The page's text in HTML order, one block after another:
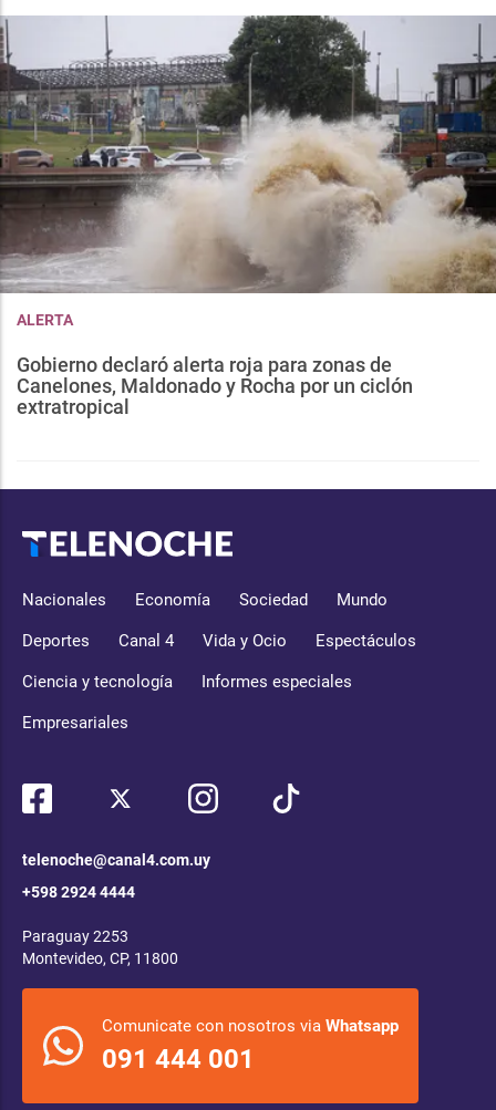
ALERTA
Gobierno declaró alerta roja para zonas de
Canelones, Maldonado y Rocha por un ciclón
extratropical
Nacionales Economía Sociedad Mundo
Deportes Canal 4 Vida y Ocio Espectáculos
Ciencia y tecnología Informes especiales
Empresariales
telenoche@canal4.com.uy
+598 2924 4444
Paraguay 2253
Montevideo, CP, 11800
Comunicate con nosotros via Whatsapp
091 444 001